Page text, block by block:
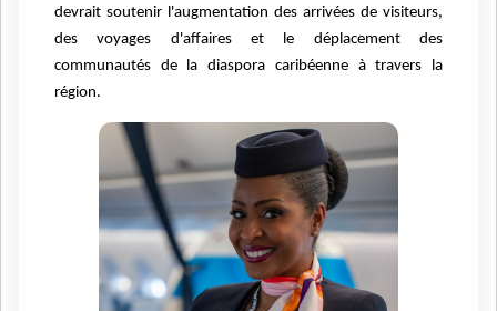
devrait soutenir l'augmentation des arrivées de visiteurs,
des voyages d'affaires et le déplacement des
communautés de la diaspora caribéenne à travers la
région.